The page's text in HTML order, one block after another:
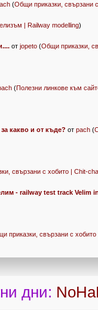
(Общи приказки, свързани
| Railway modelling)
отjopeto (Общи приказки,
(Полезни линкове към
какво и от къде? отpach (
свързани с хобито | Chit-
- railway test track Velim
приказки, свързани с
дни: